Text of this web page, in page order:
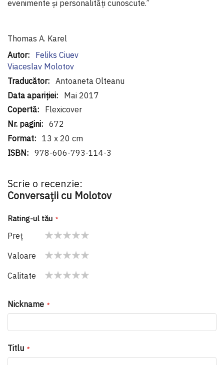
evenimente și personalități cunoscute.”
Thomas A. Karel
Informaţii
suplimentare
Feliks Ciuev
Viaceslav Molotov
Antoaneta Olteanu
Mai 2017
Flexicover
672
13 x 20 cm
978-606-793-114-3
Scrie o recenzie:
Conversații cu Molotov
Rating-ul tău
Preţ
star
stars
stars
stars
stars
Valoare
star
stars
stars
stars
stars
Calitate
Nickname
Titlu